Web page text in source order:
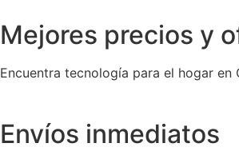
Mejores precios y
Encuentra tecnología para el hogar
Envíos inmediatos